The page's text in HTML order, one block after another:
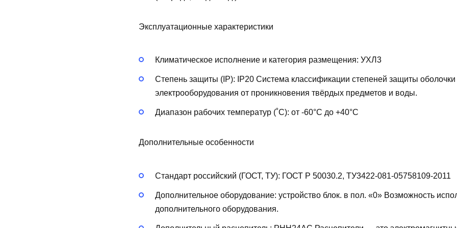
Эксплуатационные характеристики
Климатическое исполнение и категория размещения: УХЛ3
Степень защиты (IP): IP20 Система классификации степеней защиты оболочки
электрооборудования от проникновения твёрдых предметов и воды.
Диапазон рабочих температур (˚С): от -60°С до +40°С
Дополнительные особенности
Стандарт российский (ГОСТ, ТУ): ГОСТ Р 50030.2, ТУ3422-081-05758109-2011
Дополнительное оборудование: устройство блок. в пол. «0» Возможность
дополнительного оборудования.